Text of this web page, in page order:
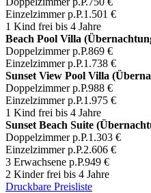
Einzelzimmer p.P.1.501 €
1 Kind frei bis 4 Jahre
Beach Pool Villa
Doppelzimmer p.P.869 €
Einzelzimmer p.P.1.738 €
Sunset View Pool Villa
Doppelzimmer p.P.988 €
Einzelzimmer p.P.1.975 €
1 Kind frei bis 4 Jahre
Sunset Beach Suite
Doppelzimmer p.P.1.303 €
Einzelzimmer p.P.2.606 €
3 Erwachsene p.P.949 €
2 Kinder frei bis 4 Jahre
Druckbare Preisliste